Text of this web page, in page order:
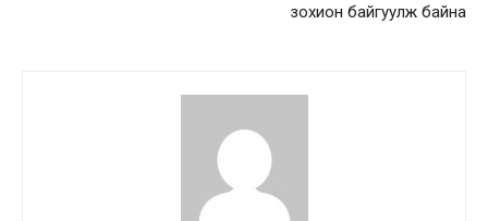
зохион байгуулж байна